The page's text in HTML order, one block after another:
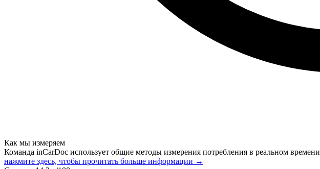
Как мы измеряем
Команда inCarDoc использует общие методы измерения потребления в реальном времени
нажмите здесь, чтобы прочитать больше информации →